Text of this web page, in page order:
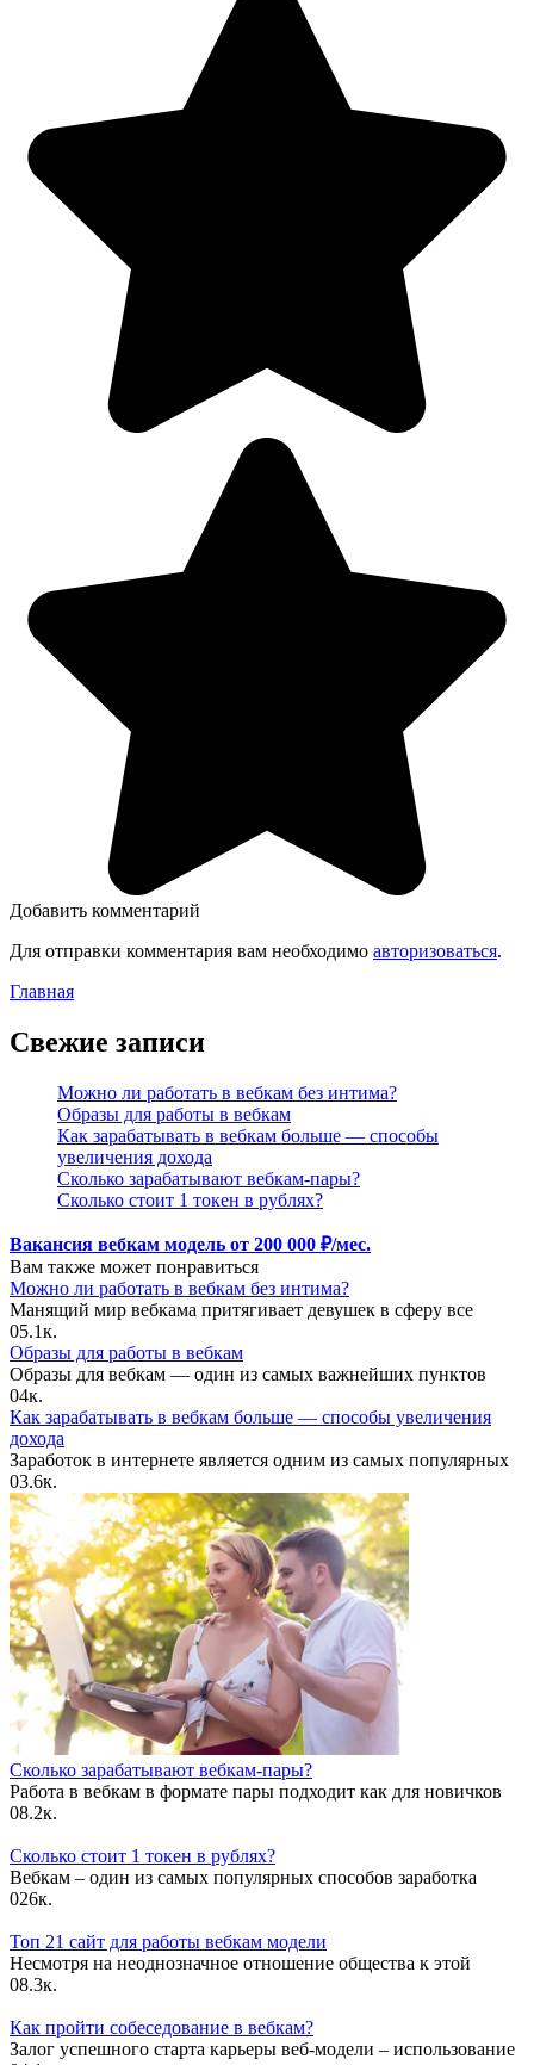
Добавить комментарий
Для отправки комментария вам необходимо авторизоваться.
Главная
Свежие записи
Можно ли работать в вебкам без интима?
Образы для работы в вебкам
Как зарабатывать в вебкам больше — способы
увеличения дохода
Сколько зарабатывают вебкам-пары?
Сколько стоит 1 токен в рублях?
Вакансия вебкам модель от 200 000 ₽/мес.
Вам также может понравиться
Можно ли работать в вебкам без интима?
Манящий мир вебкама притягивает девушек в сферу все
05.1к.
Образы для работы в вебкам
Образы для вебкам — один из самых важнейших пунктов
04к.
Как зарабатывать в вебкам больше — способы увеличения
дохода
Заработок в интернете является одним из самых популярных
03.6к.
Сколько зарабатывают вебкам-пары?
Работа в вебкам в формате пары подходит как для новичков
08.2к.
Сколько стоит 1 токен в рублях?
Вебкам – один из самых популярных способов заработка
026к.
Топ 21 сайт для работы вебкам модели
Несмотря на неоднозначное отношение общества к этой
08.3к.
Как пройти собеседование в вебкам?
Залог успешного старта карьеры веб-модели – использование